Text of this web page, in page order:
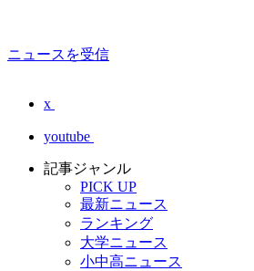
ニュースを受信
x
youtube
記事ジャンル
PICK UP
最新ニュース
ランキング
大学ニュース
小中高ニュース